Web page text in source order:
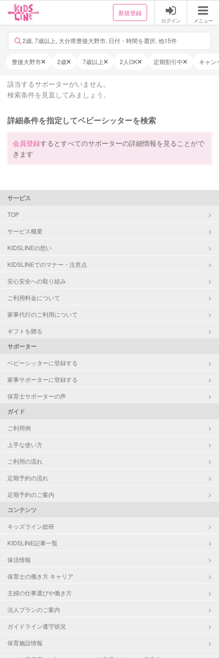
新規登録
ログイン メニュー
2歳, 7歳以上, 大分県豊後大野市, 日付・時間を選択, 他15件
豊後大野市 2歳 7歳以上 2人OK 定期割引中 キャン
該当するサポーターがいません。
検索条件を見直してみましょう。
詳細条件を指定してベビーシッターを検索
会員登録するとすべてのサポーターの詳細情報を見ることがで
きます
サービス
TOP
サービス概要
KIDSLINEの想い
KIDSLINEでのマナー・注意点
安心安全への取り組み
ご利用料金について
家事代行のご利用について
ギフトを贈る
サポーター
ベビーシッターに登録する
家事サポーターに登録する
保育士サポーターの声
ガイド
ご利用例
上手な使い方
ご利用の流れ
定期予約の流れ
定期予約のご案内
コンテンツ
キッズライン総研
KIDSLINE記事一覧
保活情報
保育士の働き方 キャリア
主婦の仕事選びや働き方
法人プランのご案内
ガイドライン遵守状況
保育施設情報